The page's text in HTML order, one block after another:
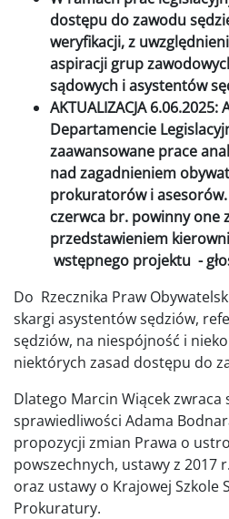
dostępu do zawodu
weryfikacji, z
aspiracji grup
sądowych i asystentów
AKTUALIZACJA 6.06.2025:
Departamencie
zaawansowane prace
nad zagadnieniem
prokuratorów i
czerwca br. powinny one
przedstawieniem
wstępnego projektu -
Do Rzecznika Praw
skargi asystentów sędziów,
sędziów, na niespójność i
niektórych zasad dostępu do
Dlatego Marcin Wiącek
sprawiedliwości Adama
propozycji zmian Prawa o
powszechnych, ustawy z 2017
oraz ustawy o Krajowej Szkole
Prokuratury.